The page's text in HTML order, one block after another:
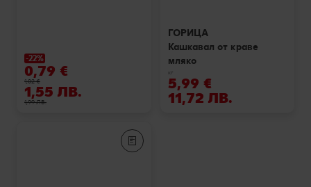
-22%
0,79 €
1,02 €
1,55 ЛВ.
1,99 ЛВ.
ГОРИЦА
Кашкавал от краве
мляко
кг
5,99 €
11,72 ЛВ.